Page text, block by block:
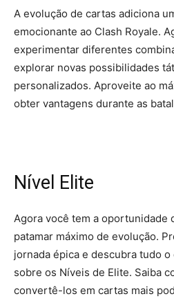
A evolução de cartas adiciona
emocionante ao Clash Royale.
experimentar diferentes
explorar novas possibilidades
personalizados. Aproveite ao
obter vantagens durante as
Nível Elite
Agora você tem a oportunidade
patamar máximo de evolução.
jornada épica e descubra tudo
sobre os Níveis de Elite. Saiba
convertê-los em cartas mais